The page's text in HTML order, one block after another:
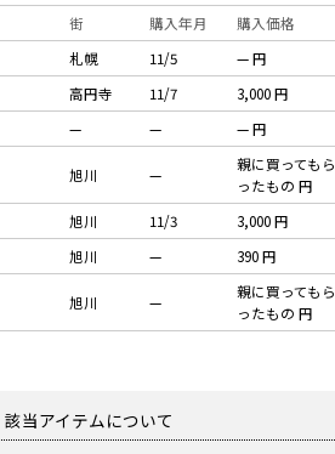
街 購入年月
購入価格
札幌 11/5
— 円
高円寺 11/7
3,000 円
— — — 円
旭川 —
親に買ってもら
ったもの 円
旭川 11/3
3,000 円
旭川 — 390 円
旭川 —
親に買ってもら
ったもの 円
該当アイテムについて